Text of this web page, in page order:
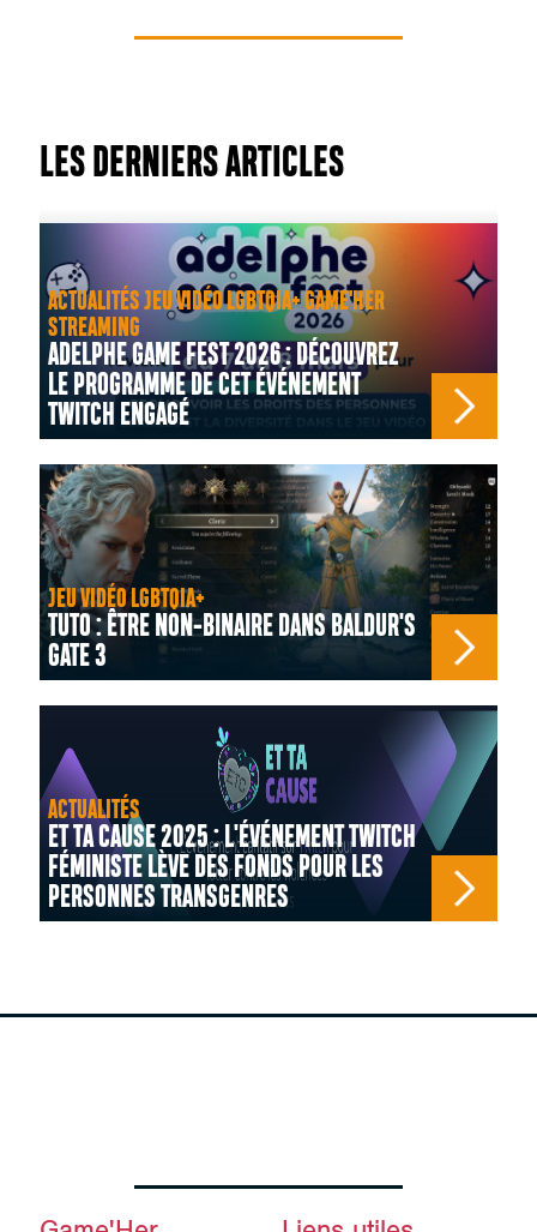
LES DERNIERS ARTICLES
ACTUALITÉS JEU VIDÉO LGBTQIA+ GAME'HER
STREAMING
ADELPHE GAME FEST 2026 : DÉCOUVREZ
LE PROGRAMME DE CET ÉVÉNEMENT
TWITCH ENGAGÉ
JEU VIDÉO LGBTQIA+
TUTO : ÊTRE NON-BINAIRE DANS BALDUR'S
GATE 3
ACTUALITÉS
ET TA CAUSE 2025 : L'ÉVÉNEMENT TWITCH
FÉMINISTE LÈVE DES FONDS POUR LES
PERSONNES TRANSGENRES